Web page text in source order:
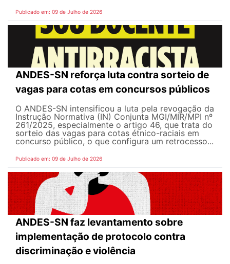
Publicado em: 09 de Julho de 2026
ANDES-SN reforça luta contra sorteio de
vagas para cotas em concursos públicos
O ANDES-SN intensificou a luta pela revogação da
Instrução Normativa (IN) Conjunta MGI/MIR/MPI nº
261/2025, especialmente o artigo 46, que trata do
sorteio das vagas para cotas étnico-raciais em
concurso público, o que configura um retrocesso...
Publicado em: 09 de Julho de 2026
ANDES-SN faz levantamento sobre
implementação de protocolo contra
discriminação e violência